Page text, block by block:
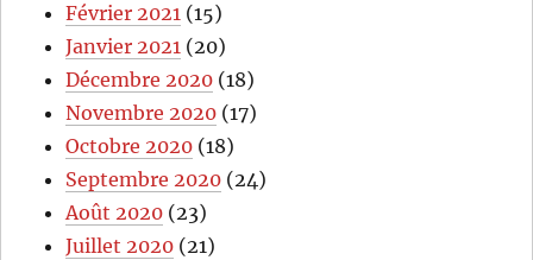
Février 2021 (15)
Janvier 2021 (20)
Décembre 2020 (18)
Novembre 2020 (17)
Octobre 2020 (18)
Septembre 2020 (24)
Août 2020 (23)
Juillet 2020 (21)